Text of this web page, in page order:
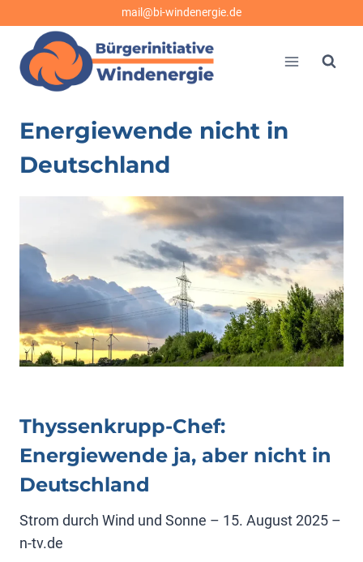
springen
mail@bi-windenergie.de
Energiewende nicht in
Deutschland
Thyssenkrupp-Chef:
Energiewende ja, aber nicht in
Deutschland
Strom durch Wind und Sonne – 15. August 2025 –
n-tv.de